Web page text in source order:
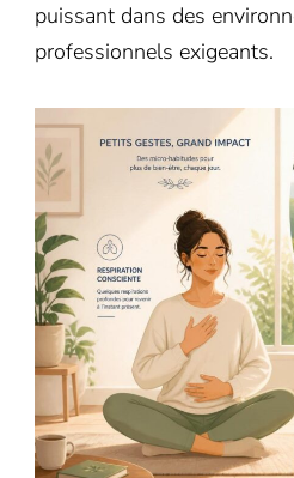
puissant dans des
professionnels exigeants.